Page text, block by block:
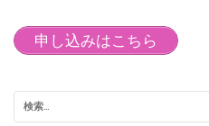
ビ
ゲ
ー
シ
申し込みはこちら